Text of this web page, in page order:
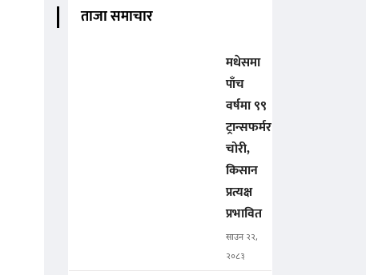
ताजा समाचार
मधेसमा
पाँच
वर्षमा ९९
ट्रान्सफर्मर
चोरी,
किसान
प्रत्यक्ष
प्रभावित
साउन २२,
२०८३